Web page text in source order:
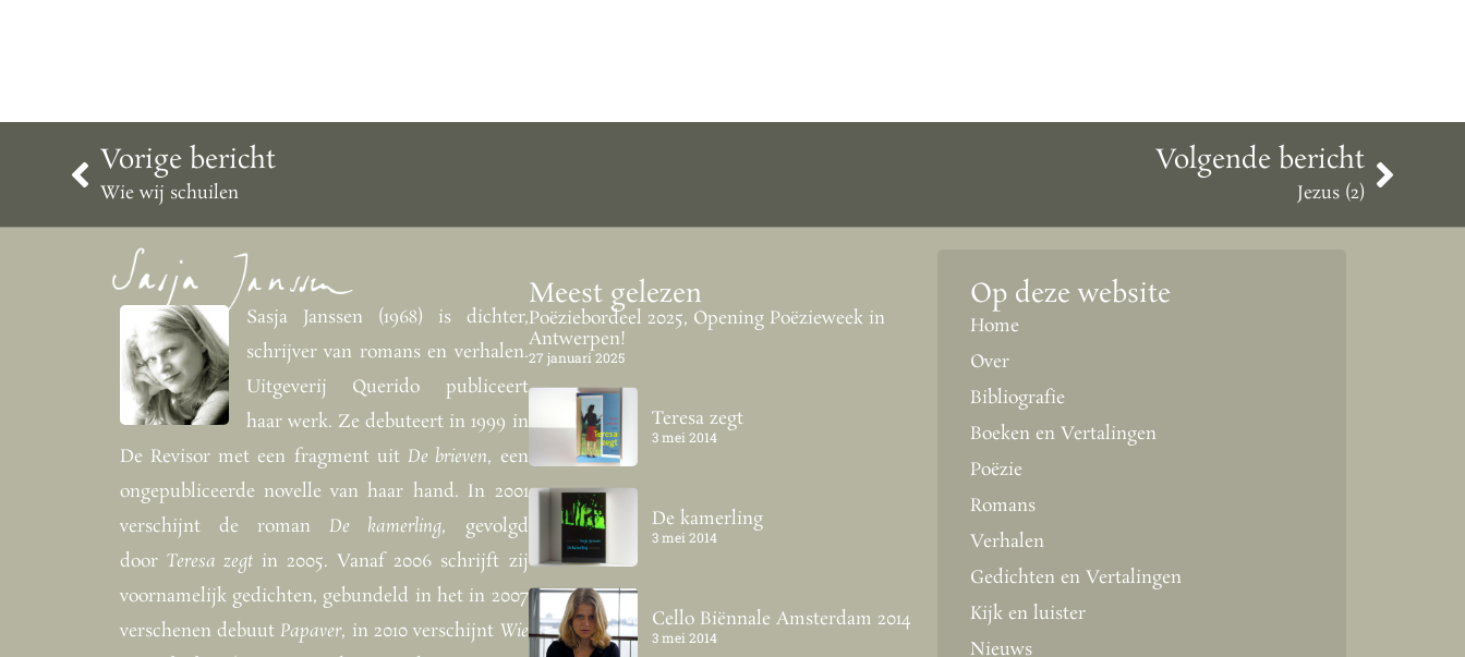
Vorige bericht
Wie wij schuilen
Volgende bericht
Jezus (2)
Sasja Janssen (1968) is dichter,
schrijver van romans en verhalen.
Uitgeverij Querido publiceert
haar werk. Ze debuteert in 1999 in
De Revisor met een fragment uit De brieven, een
ongepubliceerde novelle van haar hand. In 2001
verschijnt de romanDe kamerling, gevolgd
door Teresa zegtin 2005. Vanaf 2006 schrijft zij
voornamelijk gedichten, gebundeld in het in 2007
verschenen debuutPapaver, in 2010 verschijnt Wie
Meest gelezen
Poëziebordeel 2025, Opening Poëzieweek in
Antwerpen!
27 januari 2025
Teresa zegt
3 mei 2014
De kamerling
3 mei 2014
Cello Biënnale Amsterdam 2014
3 mei 2014
Op deze website
Home
Over
Bibliografie
Boeken en Vertalingen
Poëzie
Romans
Verhalen
Gedichten en Vertalingen
Kijk en luister
Nieuws